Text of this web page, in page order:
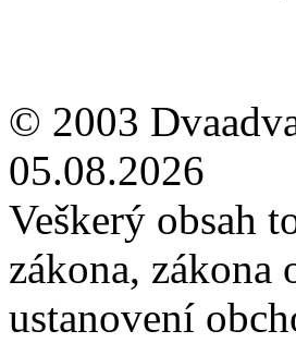
© 2003
05.08.2026
Veškerý obsah
zákona, zákona
ustanovení